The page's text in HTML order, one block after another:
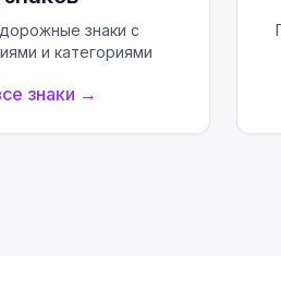
знаки с
и категориями
знаки →